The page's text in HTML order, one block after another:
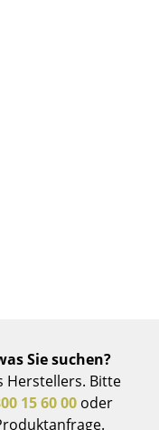
Sie suchen?
Herstellers. Bitte
15 60 00 oder